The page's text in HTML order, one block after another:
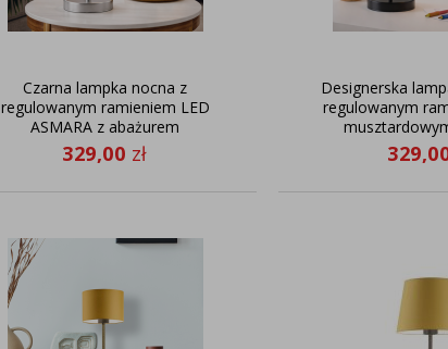
Czarna lampka nocna z
regulowanym ramieniem LED
ASMARA z abażurem
musztardowym
329,00 zł
Designerska
regulowanym